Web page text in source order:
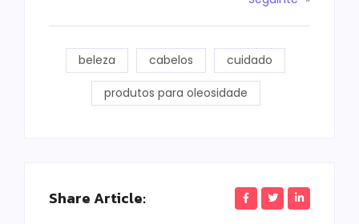
beleza cabelos cuidado
produtos para oleosidade
Share Article: